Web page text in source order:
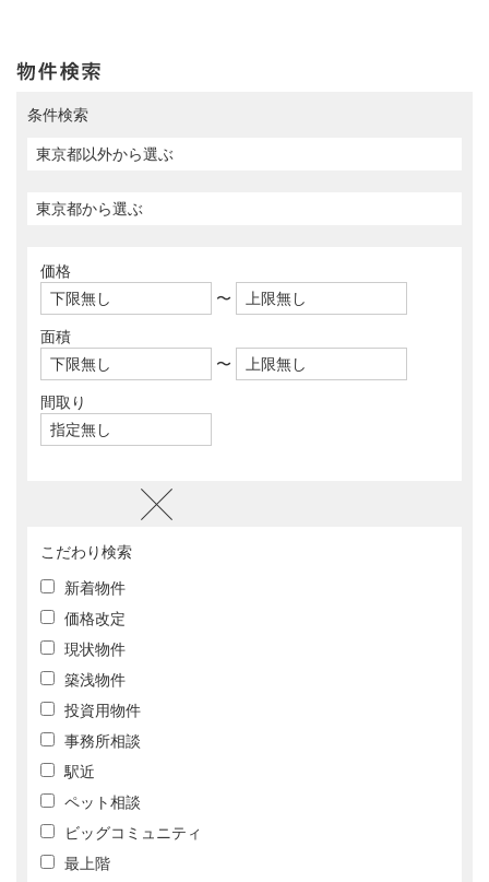
条件検索
価格
〜
面積
〜
間取り
こだわり検索
新着物件
価格改定
現状物件
築浅物件
投資用物件
事務所相談
駅近
ペット相談
ビッグコミュニティ
最上階